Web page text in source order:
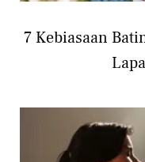
7 Kebiasaan